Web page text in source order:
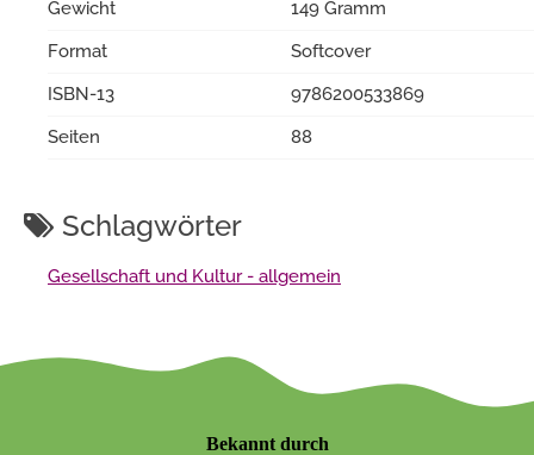
Gewicht
149 Gramm
Format
Softcover
ISBN-13
9786200533869
Seiten
88
Schlagwörter
Gesellschaft und Kultur - allgemein
Bekannt durch